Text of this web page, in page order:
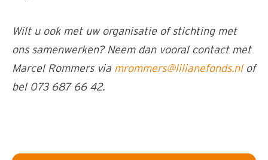
Wilt u ook met uw organisatie of stichting met
ons samenwerken? Neem dan vooral contact met
Marcel Rommers via mrommers@lilianefonds.nlof
bel 073 687 66 42.
Burgemeester Jack Mikkers in gesprek met collega's